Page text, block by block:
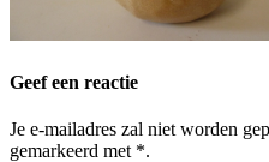
Geef een reactie
Je e-mailadres zal niet worden
gemarkeerd met *.